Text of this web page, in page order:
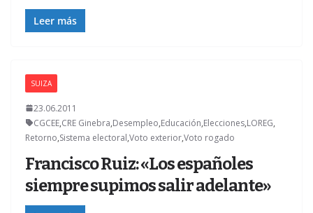
Leer más
SUIZA
23.06.2011
CGCEE,CRE Ginebra,Desempleo,Educación,Elecciones,LOREG,
Retorno,Sistema electoral,Voto exterior,Voto rogado
Francisco Ruiz: «Los españoles
siempre supimos salir adelante»